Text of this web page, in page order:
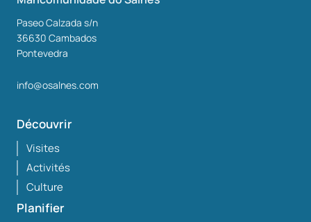
Paseo Calzada s/n
36630 Cambados
Pontevedra
info@osalnes.com
Découvrir
Visites
Activités
Culture
Planifier